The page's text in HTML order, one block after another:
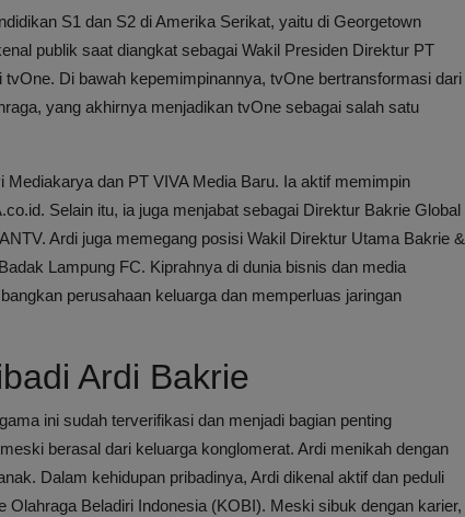
S1 dan S2 di Amerika Serikat, yaitu di Georgetown
publik saat diangkat sebagai Wakil Presiden Direktur PT
Di bawah kepemimpinannya, tvOne bertransformasi dari
yang akhirnya menjadikan tvOne sebagai salah satu
dan PT VIVA Media Baru. Ia aktif memimpin
Selain itu, ia juga menjabat sebagai Direktur Bakrie Global
Ardi juga memegang posisi Wakil Direktur Utama Bakrie &
Lampung FC. Kiprahnya di dunia bisnis dan media
perusahaan keluarga dan memperluas jaringan
Ardi Bakrie
ini sudah terverifikasi dan menjadi bagian penting
berasal dari keluarga konglomerat. Ardi menikah dengan
Dalam kehidupan pribadinya, Ardi dikenal aktif dan peduli
Beladiri Indonesia (KOBI). Meski sibuk dengan karier,